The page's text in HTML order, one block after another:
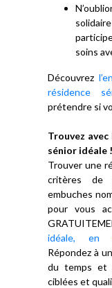
soins
Découvrez
résidence
prétendre si
Trouvez
sénior idéale !
Trouver une
critères de
embuches
pour vous
idéale, en
Répondez à
du temps et
ciblées et